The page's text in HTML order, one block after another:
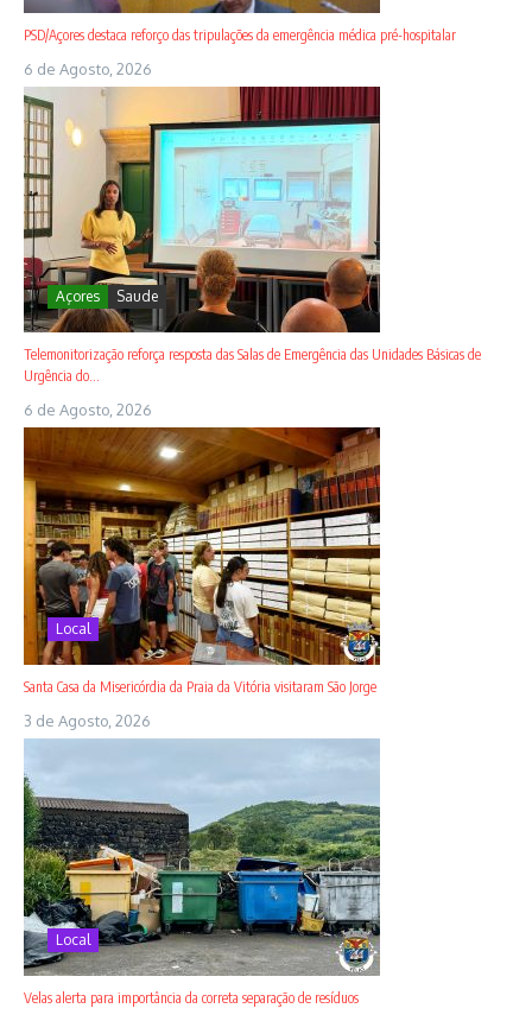
PSD/Açores destaca reforço das tripulações da emergência médica pré-hospitalar
6 de Agosto, 2026
Açores Saude
Telemonitorização reforça resposta das Salas de Emergência das Unidades Básicas de
Urgência do...
6 de Agosto, 2026
Local
Santa Casa da Misericórdia da Praia da Vitória visitaram São Jorge
3 de Agosto, 2026
Local
Velas alerta para importância da correta separação de resíduos